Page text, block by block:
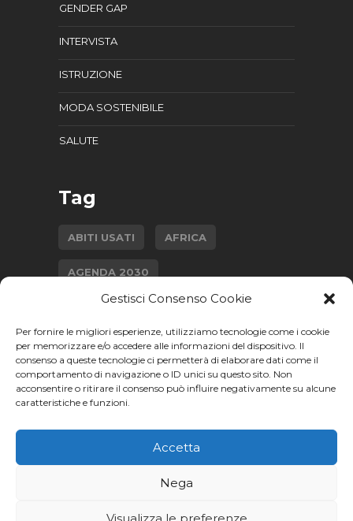
Gestisci Consenso Cookie
Per fornire le migliori esperienze, utilizziamo tecnologie come i cookie
per memorizzare e/o accedere alle informazioni del dispositivo. Il
consenso a queste tecnologie ci permetterà di elaborare dati come il
comportamento di navigazione o ID unici su questo sito. Non
acconsentire o ritirare il consenso può influire negativamente su alcune
caratteristiche e funzioni.
Accetta
Nega
Visualizza le preferenze
GENDER GAP
INTERVISTA
ISTRUZIONE
MODA SOSTENIBILE
SALUTE
Tag
ABITI USATI AFRICA
AGENDA 2030
AGRICOLTURA SOSTENIBILE
CAMBIAMENTO CLIMATICO
ECONOMIA CIRCOLARE
MODA SOSTENIBILE